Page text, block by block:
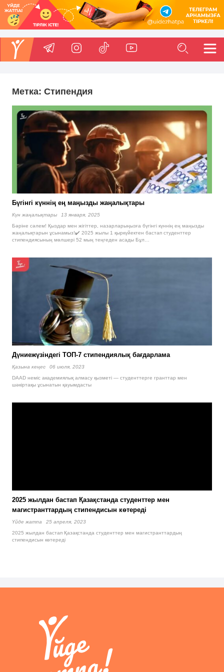
Метка: Стипендия
Бүгінгі күннің ең маңызды жаңалықтары
Күн жаңалықтары
13 января, 2025
Бәріне сәлем! Қыздар мен жігіттер, назарларыңызға бүгінгі күннің ең маңызды
жаңалықтарын ұсынамыз!✔️ 2025 жылы 1 қыркүйектен бастап студенттер
стипендиясының мөлшері 52 мың теңгеден асады Бұл…
Дүниежүзіндегі ТОП-7 стипендиялық бағдарлама
Қазына кеңес
06 июля, 2023
DAAD неміс академиялық алмасу қызметі — студенттерге гранттар мен
шәкіртақы ұсынатын қауымдасты
2025 жылдан бастап Қазақстанда студенттер мен
магистранттардың стипендисын көтереді
Үйде жатпа
25 апреля, 2023
2025 жылдан бастап Қазақстанда студенттер мен магистранттардың
стипендисын көтереді